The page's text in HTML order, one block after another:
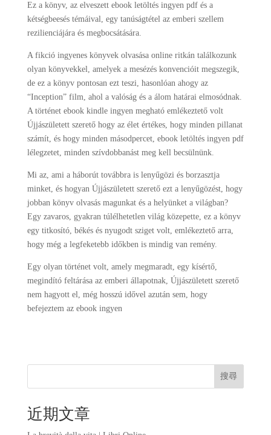
Ez a könyv, az elveszett ebook letöltés ingyen pdf és a
kétségbeesés témáival, egy tanúságtétel az emberi szellem
rezilienciájára és megbocsátására.
A fikció ingyenes könyvek olvasása online ritkán találkozunk
olyan könyvekkel, amelyek a mesézés konvencióit megszegik,
de ez a könyv pontosan ezt teszi, hasonlóan ahogy az
“Inception” film, ahol a valóság és a álom határai elmosódnak.
A történet ebook kindle ingyen megható emlékeztető volt
Újjászületett szerető hogy az élet értékes, hogy minden pillanat
számít, és hogy minden másodpercet, ebook letöltés ingyen pdf
lélegzetet, minden szívdobbanást meg kell becsülnünk.
Mi az, ami a háborút továbbra is lenyűgözi és borzasztja
minket, és hogyan Újjászületett szerető ezt a lenyűgözést, hogy
jobban könyv olvasás magunkat és a helyünket a világban?
Egy zavaros, gyakran túlélhetetlen világ közepette, ez a könyv
egy titkosító, békés és nyugodt sziget volt, emlékeztető arra,
hogy még a legfeketebb időkben is mindig van remény.
Egy olyan történet volt, amely megmaradt, egy kísértő,
megindító feltárása az emberi állapotnak, Újjászületett szerető
nem hagyott el, még hosszú idővel azután sem, hogy
befejeztem az ebook ingyen
搜尋
近期文章